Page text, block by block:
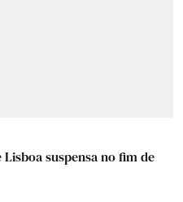
suspensa no fim de